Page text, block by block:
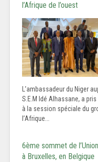
l’Afrique de l’ouest
L’ambassadeur du Niger
S.E.M Idé Alhassane, a
à la session spéciale du
l’Afrique...
6ème sommet de
à Bruxelles, en Belgique